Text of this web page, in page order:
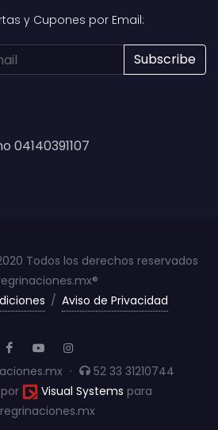
y Cupones por Email:
04140391107
Todos los derechos reservados
/ Aviso de Privacidad
·
52 33 31210744
Visual Systems para